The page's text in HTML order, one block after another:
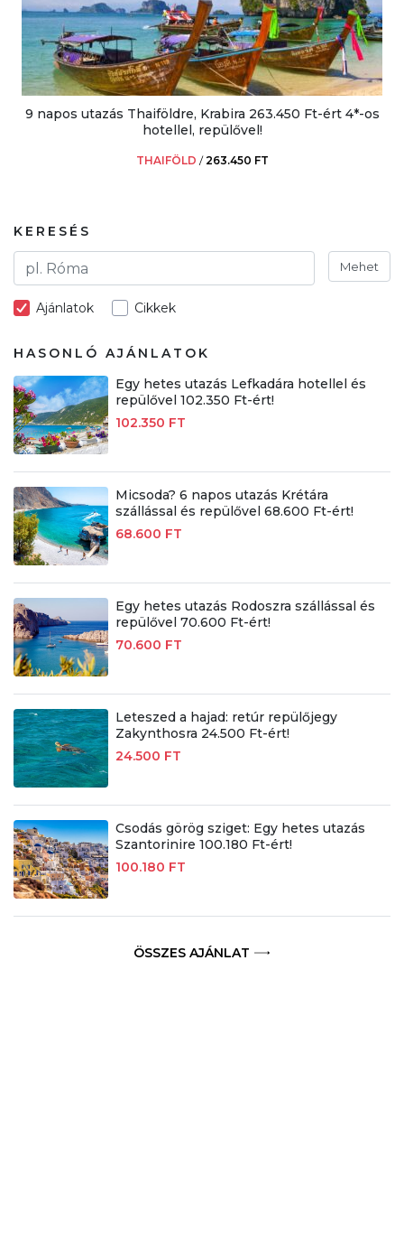
9 napos utazás Thaiföldre, Krabira 263.450 Ft-ért 4*-os
hotellel, repülővel!
THAIFÖLD /263.450 FT
KERESÉS
Mehet
Ajánlatok Cikkek
HASONLÓ AJÁNLATOK
Egy hetes utazás Lefkadára hotellel és
repülővel 102.350 Ft-ért!
102.350 FT
Micsoda? 6 napos utazás Krétára
szállással és repülővel 68.600 Ft-ért!
68.600 FT
Egy hetes utazás Rodoszra szállással és
repülővel 70.600 Ft-ért!
70.600 FT
Leteszed a hajad: retúr repülőjegy
Zakynthosra 24.500 Ft-ért!
24.500 FT
Csodás görög sziget: Egy hetes utazás
Szantorinire 100.180 Ft-ért!
100.180 FT
ÖSSZES AJÁNLAT